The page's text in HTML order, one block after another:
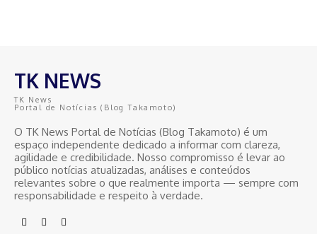
TK NEWS
TK News
Portal de Notícias (Blog Takamoto)
O TK News Portal de Notícias (Blog Takamoto) é um
espaço independente dedicado a informar com clareza,
agilidade e credibilidade. Nosso compromisso é levar ao
público notícias atualizadas, análises e conteúdos
relevantes sobre o que realmente importa — sempre com
responsabilidade e respeito à verdade.